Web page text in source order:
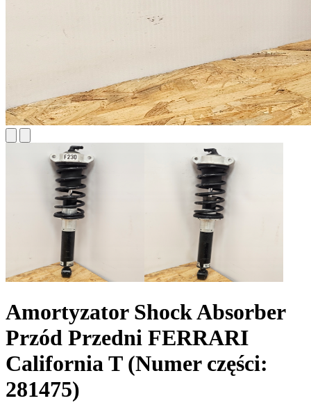
Amortyzator Shock Absorber
Przód Przedni FERRARI
California T (Numer części:
281475)